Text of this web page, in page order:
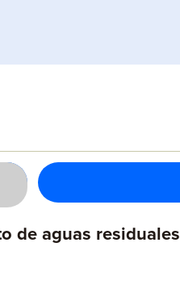
de aguas residuales